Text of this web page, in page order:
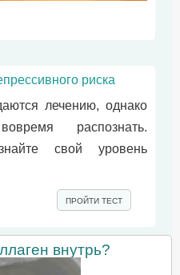
риска
лечению, однако
распознать.
свой уровень
ПРОЙТИ ТЕСТ
внутрь?